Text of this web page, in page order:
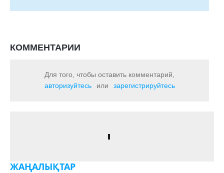
КОММЕНТАРИИ
Для того, чтобы оставить комментарий,
авторизуйтесь
или зарегистрируйтесь
ЖАҢАЛЫҚТАР